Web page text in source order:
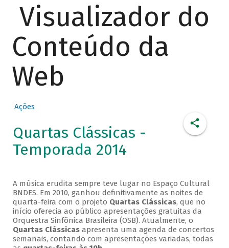
Visualizador do
Conteúdo da
Web
Ações
Quartas Clássicas -
Temporada 2014
A música erudita sempre teve lugar no Espaço Cultural
BNDES. Em 2010, ganhou definitivamente as noites de
quarta-feira com o projeto Quartas Clássicas, que no
início oferecia ao público apresentações gratuitas da
Orquestra Sinfônica Brasileira (OSB). Atualmente, o
Quartas Clássicasapresenta uma agenda de concertos
semanais, contando com apresentações variadas, todas